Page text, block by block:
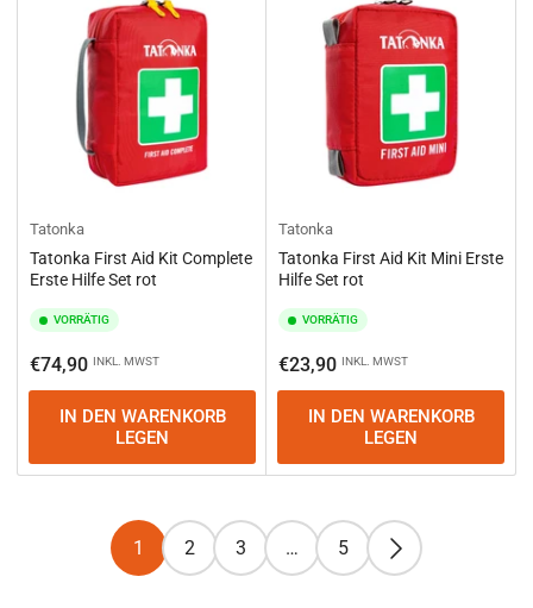
Tatonka
Tatonka First Aid Kit Complete
Erste Hilfe Set rot
VORRÄTIG
Normaler
Preis
€74,90 INKL. MWST
IN DEN WARENKORB
LEGEN
Tatonka
Tatonka First Aid Kit Mini Erste
Hilfe Set rot
VORRÄTIG
Normaler
Preis
€23,90 INKL. MWST
IN DEN WARENKORB
LEGEN
1 2 3 … 5